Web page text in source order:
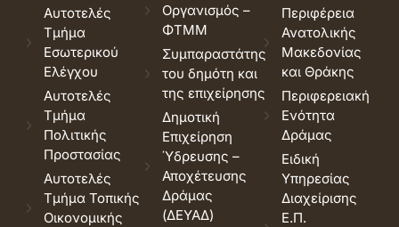
Αυτοτελές
Τμήμα
Εσωτερικού
Ελέγχου
Αυτοτελές
Τμήμα
Πολιτικής
Προστασίας
Αυτοτελές
Τμήμα Τοπικής
Οικονομικής
Οργανισμός –
ΦΤΜΜ
Συμπαραστάτης
του δημότη και
της επιχείρησης
Δημοτική
Επιχείρηση
Ύδρευσης –
Αποχέτευσης
Δράμας
(ΔΕΥΑΔ)
Περιφέρεια
Ανατολικής
Μακεδονίας
και Θράκης
Περιφερειακή
Ενότητα
Δράμας
Ειδική
Υπηρεσίας
Διαχείρισης
Ε.Π.